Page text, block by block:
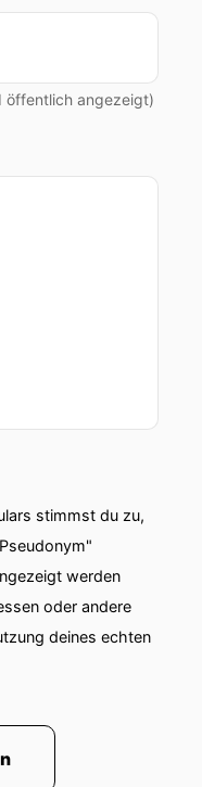
öffentlich angezeigt)
stimmst du zu,
werden
oder andere
deines echten